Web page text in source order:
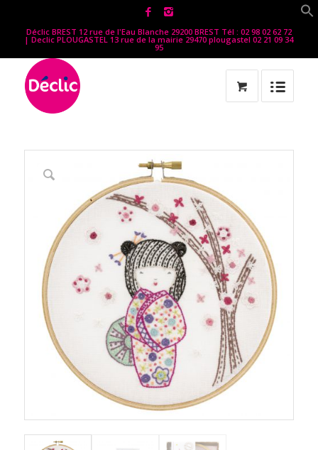
Déclic BREST 12 rue de l'Eau Blanche 29200 BREST Tél : 02 98 02 62 72
| Declic PLOUGASTEL 13 rue de la mairie 29470 plougastel 02 21 09 34
95